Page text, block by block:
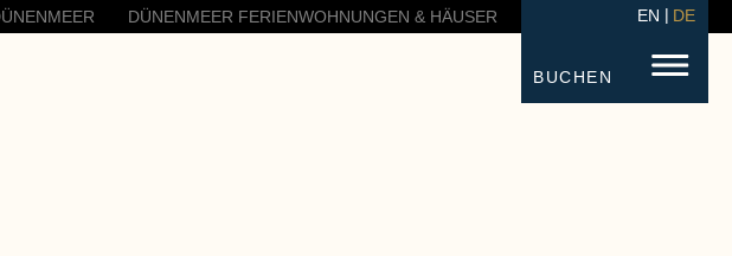
DÜNENMEER FERIENWOHNUNGEN & HÄUSER
BUCHEN
EN DE